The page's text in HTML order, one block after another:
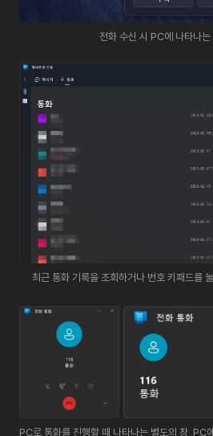
전화 수신 시 PC에 나타나는
최근 통화 기록을 조회하거나 번호 키패드를
PC로 통화를 진행할 때 나타나는 별도의 창, PC